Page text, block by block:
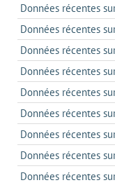
Données récentes
Données récentes
Données récentes
Données récentes
Données récentes
Données récentes
Données récentes
Données récentes
Données récentes